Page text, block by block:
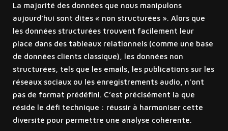
La majorité des données que nous manipulons
aujourd’hui sont dites « non structurées ». Alors que
les données structurées trouvent facilement leur
place dans des tableaux relationnels (comme une base
de données clients classique), les données non
structurées, tels que les emails, les publications sur les
réseaux sociaux ou les enregistrements audio, n’ont
pas de format prédéfini. C’est précisément là que
réside le défi technique : réussir à harmoniser cette
diversité pour permettre une analyse cohérente.